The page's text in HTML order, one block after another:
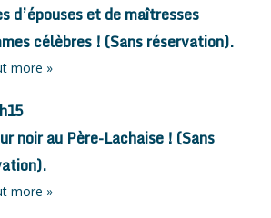
d’épouses et de maîtresses
célèbres ! (Sans réservation).
more »
noir au Père-Lachaise ! (Sans
more »